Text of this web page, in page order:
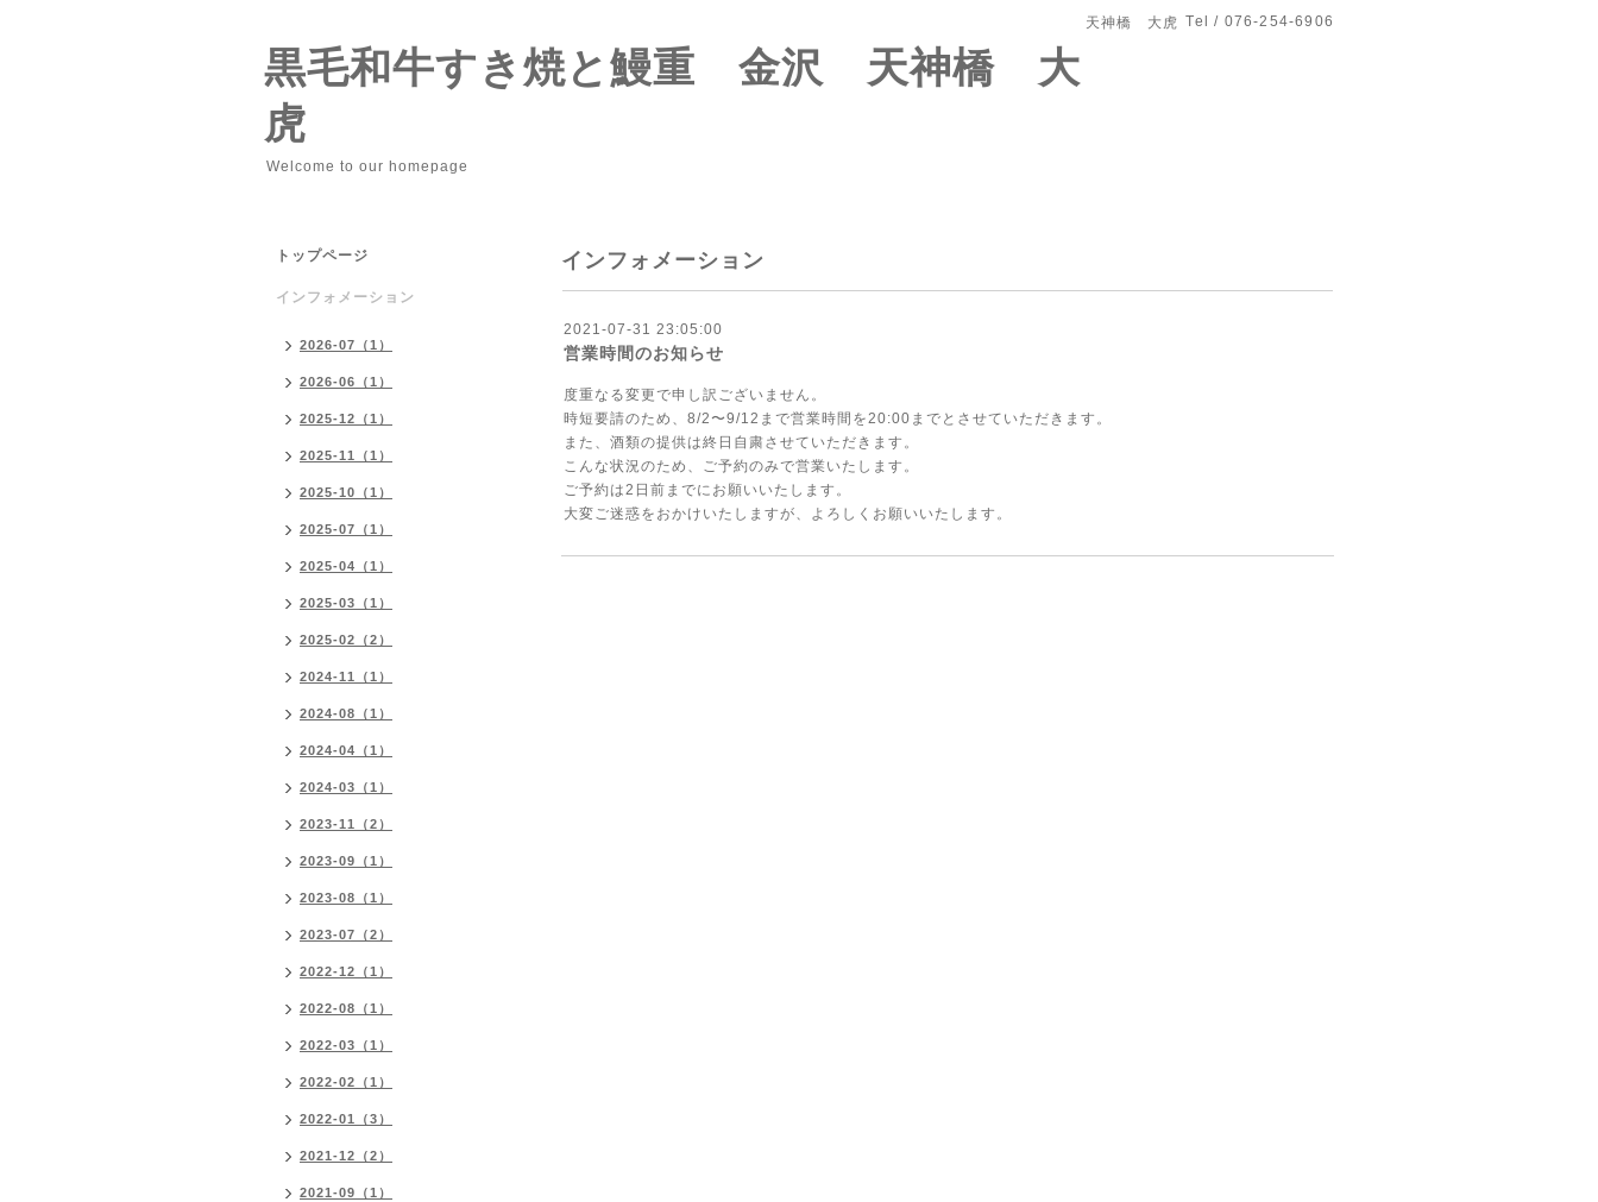
天神橋 大虎 Tel / 076-254-6906
黒毛和牛すき焼と鰻重 金沢 天神橋 大
虎
Welcome to our homepage
インフォメーション
2021-07-31 23:05:00
営業時間のお知らせ
度重なる変更で申し訳ございません。
時短要請のため、8/2〜9/12まで営業時間を20:00までとさせていただきます。
また、酒類の提供は終日自粛させていただきます。
こんな状況のため、ご予約のみで営業いたします。
ご予約は2日前までにお願いいたします。
大変ご迷惑をおかけいたしますが、よろしくお願いいたします。
トップページ
インフォメーション
2026-07（1）
2026-06（1）
2025-12（1）
2025-11（1）
2025-10（1）
2025-07（1）
2025-04（1）
2025-03（1）
2025-02（2）
2024-11（1）
2024-08（1）
2024-04（1）
2024-03（1）
2023-11（2）
2023-09（1）
2023-08（1）
2023-07（2）
2022-12（1）
2022-08（1）
2022-03（1）
2022-02（1）
2022-01（3）
2021-12（2）
2021-09（1）